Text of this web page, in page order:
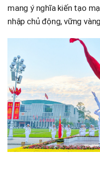
mang ý nghĩa kiến tạo
nhập chủ động, vững